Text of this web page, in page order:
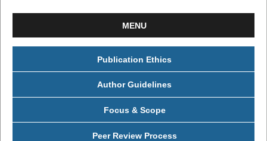
MENU
Publication Ethics
Author Guidelines
Focus & Scope
Peer Review Process